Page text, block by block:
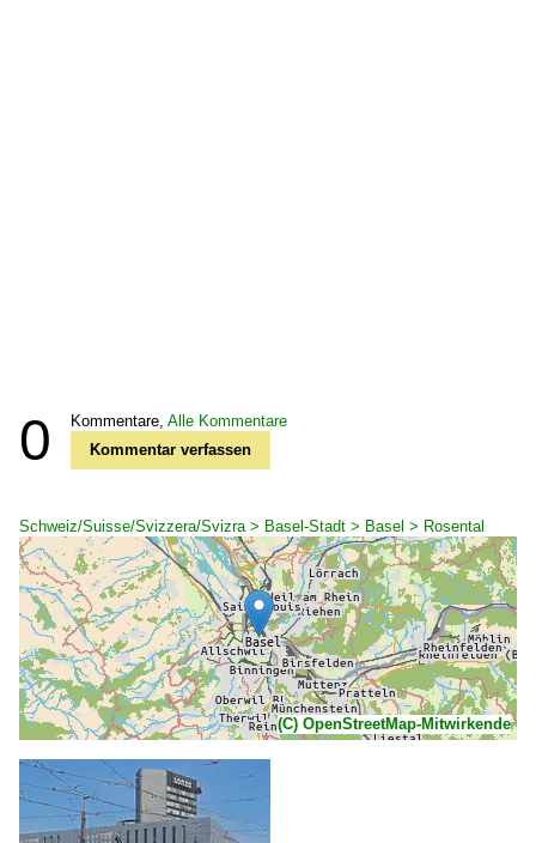
0 Kommentare, Alle Kommentare
Kommentar verfassen
Schweiz/Suisse/Svizzera/Svizra > Basel-Stadt > Basel > Rosental
(C) OpenStreetMap-Mitwirkende